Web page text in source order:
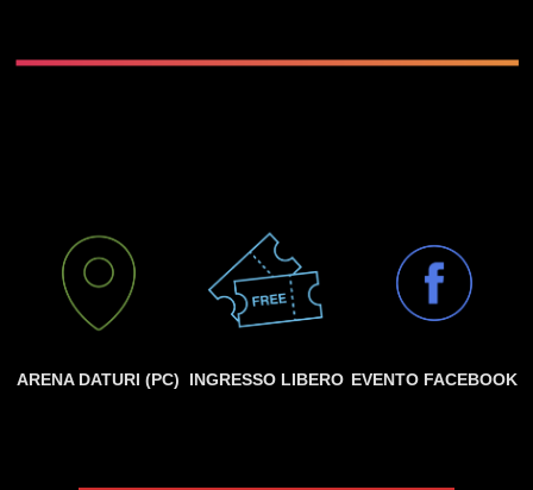
ARENA DATURI (PC) INGRESSO LIBERO EVENTO FACEBOOK